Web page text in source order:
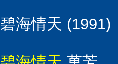
碧海情天 (1991)